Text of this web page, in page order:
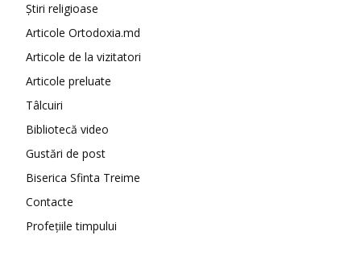
Știri religioase
Articole Ortodoxia.md
Articole de la vizitatori
Articole preluate
Tâlcuiri
Bibliotecă video
Gustări de post
Biserica Sfinta Treime
Contacte
Profețiile timpului